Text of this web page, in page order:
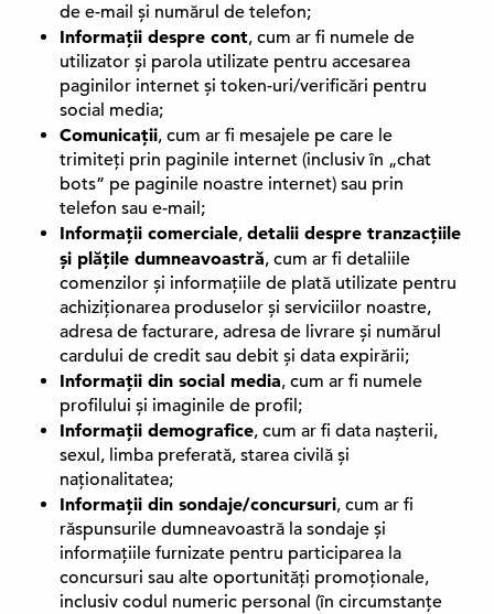
de e-mail și numărul de telefon;
Informații despre cont, cum ar fi numele de
utilizator și parola utilizate pentru accesarea
paginilor internet și token-uri/verificări pentru
social media;
Comunicații, cum ar fi mesajele pe care le
trimiteți prin paginile internet (inclusiv în „chat
bots” pe paginile noastre internet) sau prin
telefon sau e-mail;
Informații comerciale, detalii despre tranzacțiile
și plățile dumneavoastră, cum ar fi detaliile
comenzilor și informațiile de plată utilizate pentru
achiziționarea produselor și serviciilor noastre,
adresa de facturare, adresa de livrare și numărul
cardului de credit sau debit și data expirării;
Informații din social media, cum ar fi numele
profilului și imaginile de profil;
Informații demografice, cum ar fi data nașterii,
sexul, limba preferată, starea civilă și
naționalitatea;
Informații din sondaje/concursuri, cum ar fi
răspunsurile dumneavoastră la sondaje și
informațiile furnizate pentru participarea la
concursuri sau alte oportunități promoționale,
inclusiv codul numeric personal (în circumstanțe